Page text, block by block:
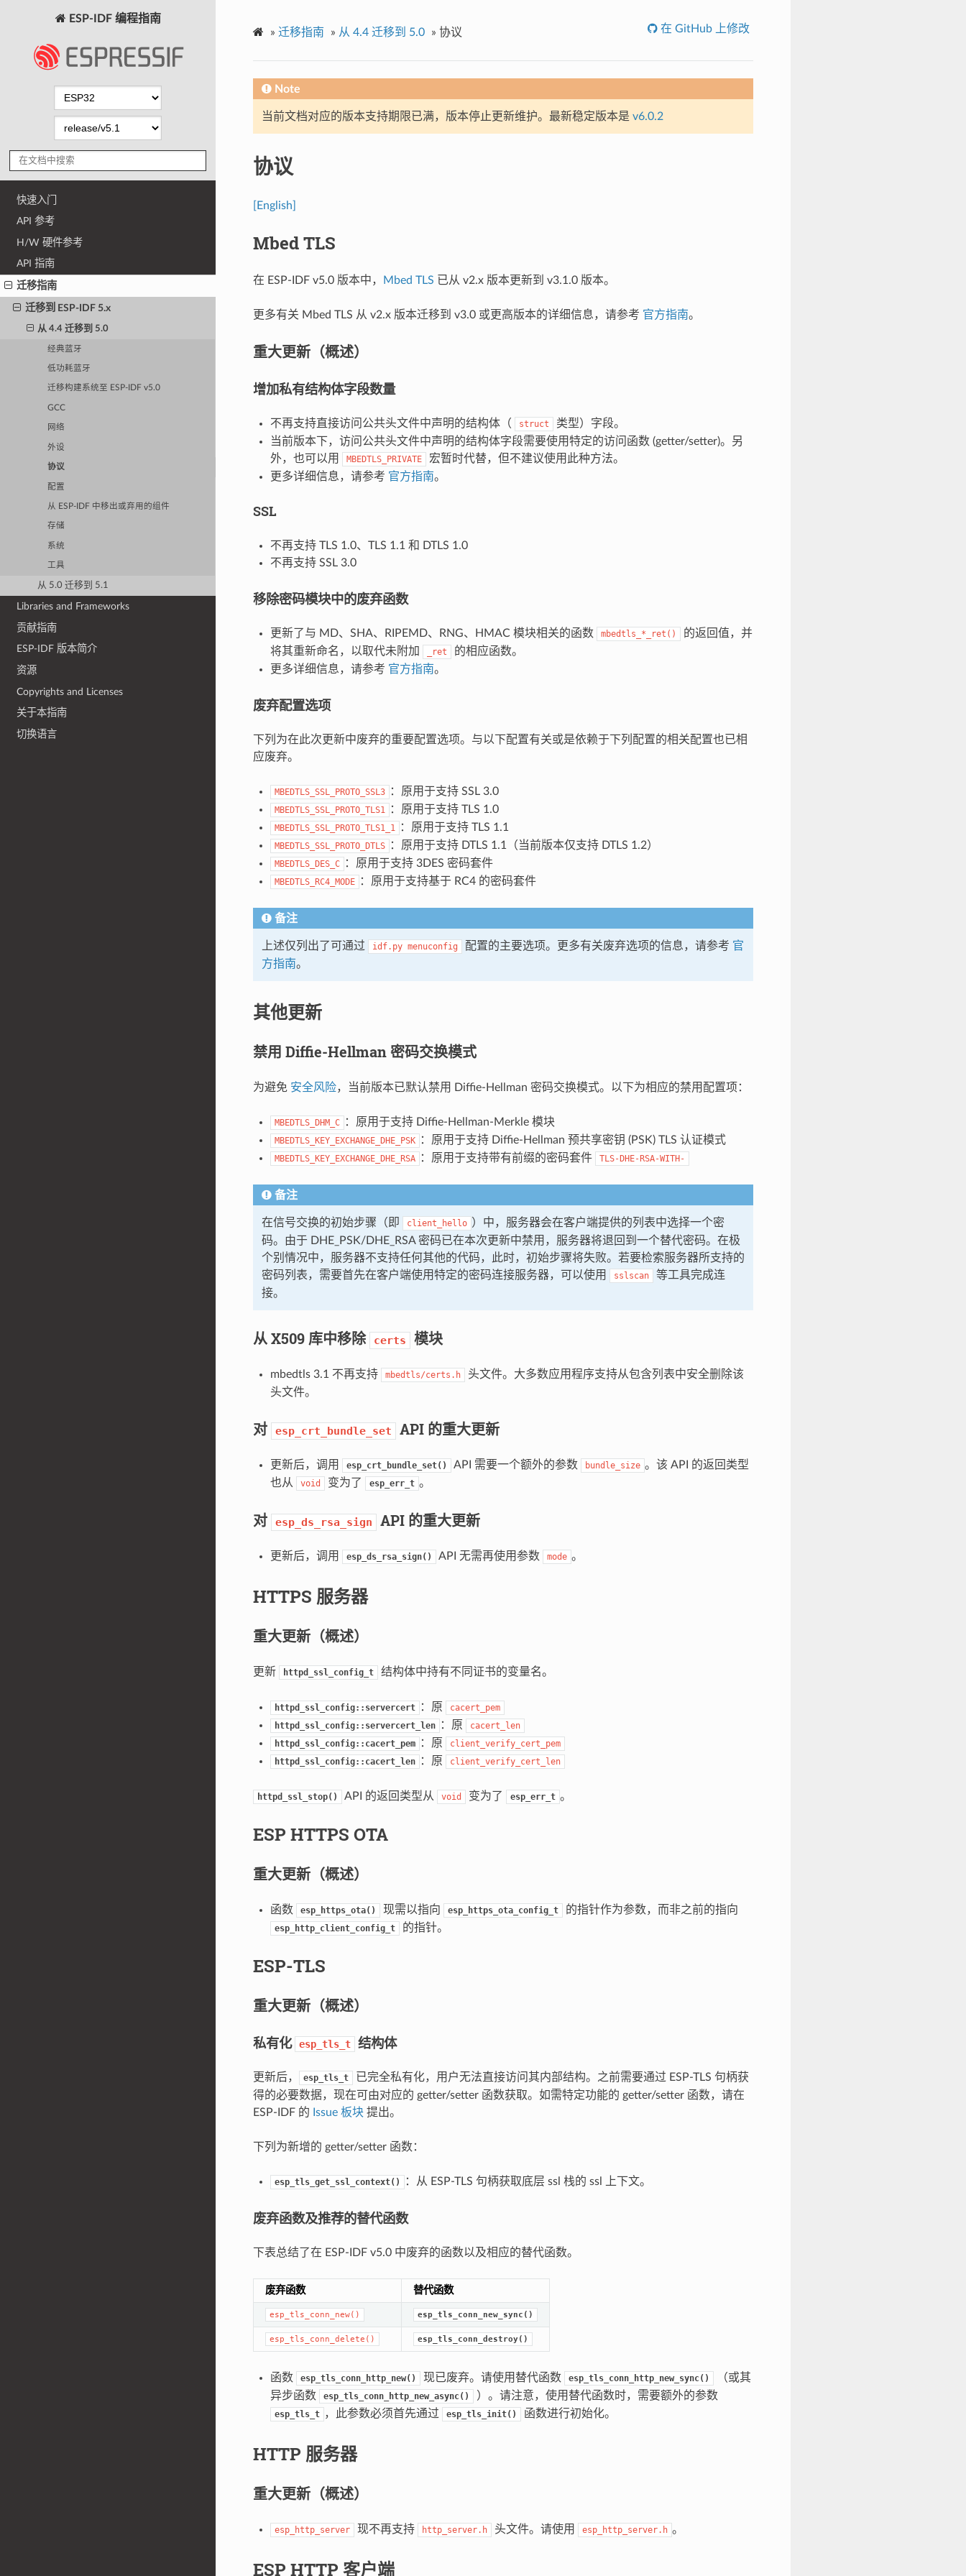
ESP-IDF 编程指南
快速入门
API 参考
H/W 硬件参考
API 指南
迁移指南
迁移到 ESP-IDF 5.x
从 4.4 迁移到 5.0
经典蓝牙
低功耗蓝牙
迁移构建系统至 ESP-IDF v5.0
GCC
网络
外设
协议
配置
从 ESP-IDF 中移出或弃用的组件
存储
系统
工具
从 5.0 迁移到 5.1
Libraries and Frameworks
贡献指南
ESP-IDF 版本简介
资源
Copyrights and Licenses
关于本指南
切换语言
» 迁移指南 » 从 4.4 迁移到 5.0 » 协议 在 GitHub 上修改
Note
当前文档对应的版本支持期限已满，版本停止更新维护。最新稳定版本是 v6.0.2
协议
[English]
Mbed TLS
在 ESP-IDF v5.0 版本中， Mbed TLS 已从 v2.x 版本更新到 v3.1.0 版本。
更多有关 Mbed TLS 从 v2.x 版本迁移到 v3.0 或更高版本的详细信息，请参考 官方指南。
重大更新（概述）
增加私有结构体字段数量
不再支持直接访问公共头文件中声明的结构体（ struct
类型）字段。
当前版本下，访问公共头文件中声明的结构体字段需要使用特定的访问函数 (getter/setter)。另
外，也可以用
MBEDTLS_PRIVATE
宏暂时代替，但不建议使用此种方法。
更多详细信息，请参考 官方指南。
SSL
不再支持 TLS 1.0、TLS 1.1 和 DTLS 1.0
不再支持 SSL 3.0
移除密码模块中的废弃函数
更新了与 MD、SHA、RIPEMD、RNG、HMAC 模块相关的函数 mbedtls_*_ret()
的返回值，并
将其重新命名，以取代未附加
_ret
的相应函数。
更多详细信息，请参考 官方指南。
废弃配置选项
下列为在此次更新中废弃的重要配置选项。与以下配置有关或是依赖于下列配置的相关配置也已相
应废弃。
MBEDTLS_SSL_PROTO_SSL3 ：原用于支持 SSL 3.0
MBEDTLS_SSL_PROTO_TLS1 ：原用于支持 TLS 1.0
MBEDTLS_SSL_PROTO_TLS1_1 ：原用于支持 TLS 1.1
MBEDTLS_SSL_PROTO_DTLS ：原用于支持 DTLS 1.1（当前版本仅支持 DTLS 1.2）
MBEDTLS_DES_C ：原用于支持 3DES 密码套件
MBEDTLS_RC4_MODE ：原用于支持基于 RC4 的密码套件
备注
上述仅列出了可通过 idf.py menuconfig 配置的主要选项。更多有关废弃选项的信息，请参考 官
方指南。
其他更新
禁用 Diffie-Hellman 密码交换模式
为避免 安全风险，当前版本已默认禁用 Diffie-Hellman 密码交换模式。以下为相应的禁用配置项：
MBEDTLS_DHM_C ：原用于支持 Diffie-Hellman-Merkle 模块
MBEDTLS_KEY_EXCHANGE_DHE_PSK ：原用于支持 Diffie-Hellman 预共享密钥 (PSK) TLS 认证模式
MBEDTLS_KEY_EXCHANGE_DHE_RSA ：原用于支持带有前缀的密码套件 TLS-DHE-RSA-WITH-
备注
在信号交换的初始步骤（即 client_hello ）中，服务器会在客户端提供的列表中选择一个密
码。由于 DHE_PSK/DHE_RSA 密码已在本次更新中禁用，服务器将退回到一个替代密码。在极
个别情况中，服务器不支持任何其他的代码，此时，初始步骤将失败。若要检索服务器所支持的
密码列表，需要首先在客户端使用特定的密码连接服务器，可以使用
sslscan
等工具完成连
接。
从 X509 库中移除 certs 模块
mbedtls 3.1 不再支持 mbedtls/certs.h
头文件。大多数应用程序支持从包含列表中安全删除该
头文件。
对 esp_crt_bundle_set API 的重大更新
更新后，调用 esp_crt_bundle_set() API 需要一个额外的参数 bundle_size 。该 API 的返回类型
也从
void 变为了 esp_err_t 。
对 esp_ds_rsa_sign API 的重大更新
更新后，调用 esp_ds_rsa_sign() API 无需再使用参数 mode 。
HTTPS 服务器
重大更新（概述）
更新 httpd_ssl_config_t 结构体中持有不同证书的变量名。
httpd_ssl_config::servercert ：原
cacert_pem
httpd_ssl_config::servercert_len
：原
cacert_len
httpd_ssl_config::cacert_pem
：原
client_verify_cert_pem
httpd_ssl_config::cacert_len
：原 client_verify_cert_len
httpd_ssl_stop() API 的返回类型从 void 变为了 esp_err_t 。
ESP HTTPS OTA
重大更新（概述）
函数 esp_https_ota() 现需以指向 esp_https_ota_config_t 的指针作为参数，而非之前的指向
esp_http_client_config_t 的指针。
ESP-TLS
重大更新（概述）
私有化 esp_tls_t 结构体
更新后， esp_tls_t
已完全私有化，用户无法直接访问其内部结构。之前需要通过 ESP-TLS 句柄获
得的必要数据，现在可由对应的 getter/setter 函数获取。如需特定功能的 getter/setter 函数，请在
ESP-IDF 的 Issue 板块提出。
下列为新增的 getter/setter 函数：
esp_tls_get_ssl_context() ：从 ESP-TLS 句柄获取底层 ssl 栈的 ssl 上下文。
废弃函数及推荐的替代函数
下表总结了在 ESP-IDF v5.0 中废弃的函数以及相应的替代函数。
废弃函数 替代函数
esp_tls_conn_new() esp_tls_conn_new_sync()
esp_tls_conn_delete() esp_tls_conn_destroy()
函数 esp_tls_conn_http_new() 现已废弃。请使用替代函数 esp_tls_conn_http_new_sync()
（或其
异步函数
esp_tls_conn_http_new_async() ）。请注意，使用替代函数时，需要额外的参数
esp_tls_t ，此参数必须首先通过 esp_tls_init() 函数进行初始化。
HTTP 服务器
重大更新（概述）
esp_http_server 现不再支持 http_server.h 头文件。请使用 esp_http_server.h 。
ESP HTTP 客户端